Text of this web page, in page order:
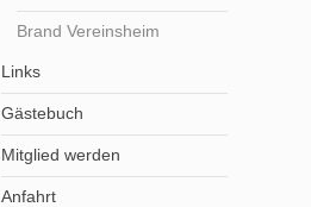
Brand Vereinsheim
Links
Gästebuch
Mitglied werden
Anfahrt